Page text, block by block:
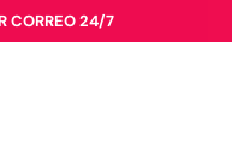
CORREO 24/7